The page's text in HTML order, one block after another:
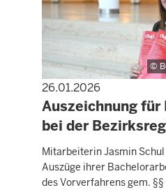
26.01.2026
PRESSEMITTEILUNG
Auszeichnung
bei der
Mitarbeiterin Jasmin
Auszüge ihrer
des Vorverfahrens gem.